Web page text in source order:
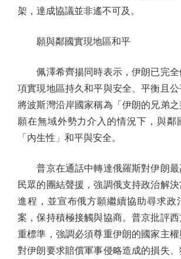
架，達成協議並非遙不可及。
願與鄰國實現地區和平
佩澤希齊揚同時表示，伊朗已完全
項實現地區持久和平與安全、平衡且
將波斯灣沿岸國家稱為「伊朗的兄弟
願在無域外勢力介入的情況下，與鄰
「內生性」和平與安全。
普京在通話中轉達俄羅斯對伊朗最
民眾的團結聲援，強調俄支持政治解
進程，並宣布俄方願繼續協助尋求政
案，保持積極接觸與協商。普京批評
重標準，強調必須尊重伊朗的國家主
對伊朗要求賠償軍事侵略造成的損失